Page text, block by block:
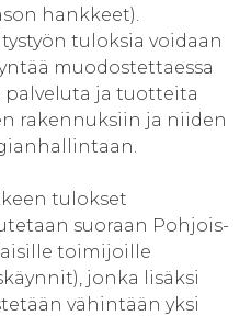
hankkeet).
tuloksia voidaan
muodostettaessa
palveluta ja tuotteita
rakennuksiin ja niiden
tulokset
suoraan Pohjois-
toimijoille
jonka lisäksi
vähintään yksi